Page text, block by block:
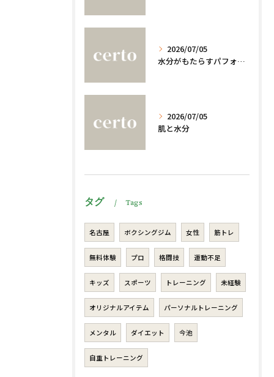
2026/07/05
水分がもたらすパフォーマンスへの影響
2026/07/05
肌と水分
タグ Tags
名古屋 ボクシングジム 女性 筋トレ
無料体験 プロ 格闘技 運動不足
キッズ スポーツ トレーニング 未経験
オリジナルアイテム パーソナルトレーニング
メンタル ダイエット 今池
自重トレーニング